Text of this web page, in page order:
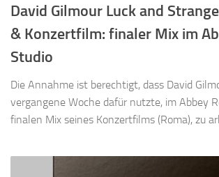
David Gilmour Luck and
& Konzertfilm: finaler Mix im
Studio
Die Annahme ist berechtigt, dass David
vergangene Woche dafür nutzte, im Abbey
finalen Mix seines Konzertfilms (Roma), zu